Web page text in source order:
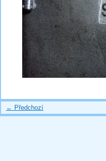
← Předchozí